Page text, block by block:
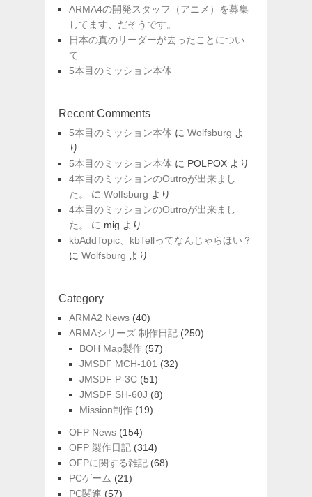
ARMA4の開発スタッフ（アニメ）を募集
してます、だそうです。
日本の真のリーダーが去ったことについ
て
5本目のミッション本体
Recent Comments
5本目のミッション本体 に Wolfsburg よ
り
5本目のミッション本体 に POLPOX より
4本目のミッションのOutroが出来まし
た。
に Wolfsburg より
4本目のミッションのOutroが出来まし
た。
に mig より
kbAddTopic、kbTellってなんじゃらほい？
に Wolfsburg より
Category
ARMA2 News (40)
ARMAシリーズ 制作日記 (250)
BOH Map製作 (57)
JMSDF MCH-101 (32)
JMSDF P-3C (51)
JMSDF SH-60J (8)
Mission制作 (19)
OFP News (154)
OFP 製作日記 (314)
OFPに関する雑記 (68)
PCゲーム (21)
PC関連 (57)